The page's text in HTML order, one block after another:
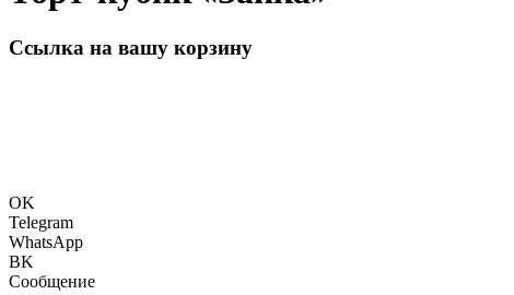
Ссылка на вашу корзину
OK
Telegram
WhatsApp
BK
Сообщение